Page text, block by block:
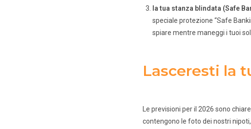
la tua stanza blindata (Safe
speciale protezione “Safe
spiare mentre maneggi i tuoi
Lasceresti la
Le previsioni per il 2026 sono
contengono le foto dei nostri